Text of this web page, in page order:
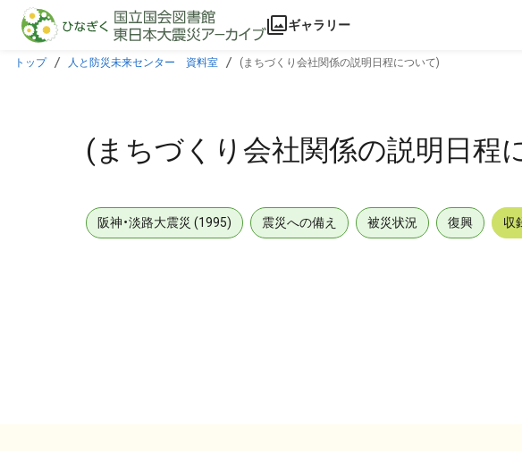
本文に飛ぶ
ギャラリー
トップ 人と防災未来センター 資料室 (まちづくり会社関係の説明日程について)
(まちづくり会社関係の説明日程
阪神・淡路大震災 (1995) 震災への備え 被災状況 復興 収